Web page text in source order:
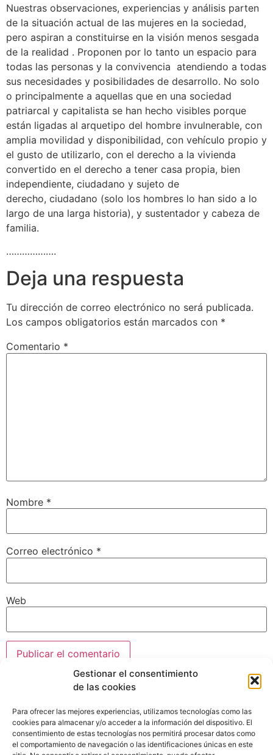
Gestionar el consentimiento
de las cookies
Para ofrecer las mejores experiencias, utilizamos tecnologías como las
cookies para almacenar y/o acceder a la información del dispositivo. El
consentimiento de estas tecnologías nos permitirá procesar datos como
el comportamiento de navegación o las identificaciones únicas en este
Nuestras observaciones, experiencias y análisis parten
de la situación actual de las mujeres en la sociedad,
pero aspiran a constituirse en la visión menos sesgada
de la realidad . Proponen por lo tanto un espacio para
todas las personas y la convivencia atendiendo a todas
sus necesidades y posibilidades de desarrollo. No solo
o principalmente a aquellas que en una sociedad
patriarcal y capitalista se han hecho visibles porque
están ligadas al arquetipo del hombre invulnerable, con
amplia movilidad y disponibilidad, con vehículo propio y
el gusto de utilizarlo, con el derecho a la vivienda
convertido en el derecho a tener casa propia, bien
independiente, ciudadano y sujeto de
derecho, ciudadano (solo los hombres lo han sido a lo
largo de una larga historia), y sustentador y cabeza de
familia.
……………….
Deja una respuesta
Tu dirección de correo electrónico no será publicada.
Los campos obligatorios están marcados con *
Comentario *
Nombre *
Correo electrónico *
Web